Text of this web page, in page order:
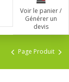
Voir le panier /
Générer un
devis
Page Produit